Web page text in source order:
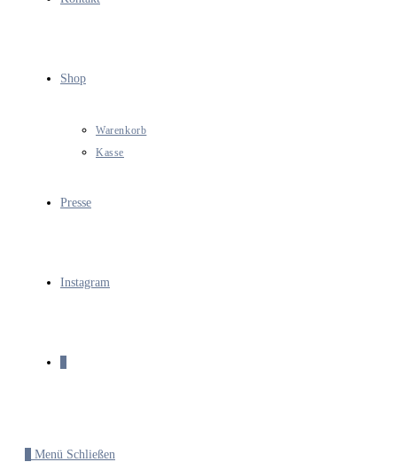
Shop
Warenkorb
Kasse
Presse
Instagram
Menü Schließen